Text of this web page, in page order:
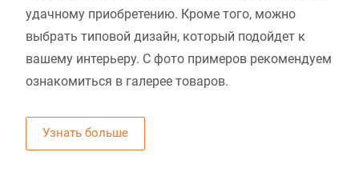
удачному приобретению. Кроме того, можно
выбрать типовой дизайн, который подойдет к
вашему интерьеру. С фото примеров рекомендуем
ознакомиться в галерее товаров.
Узнать больше